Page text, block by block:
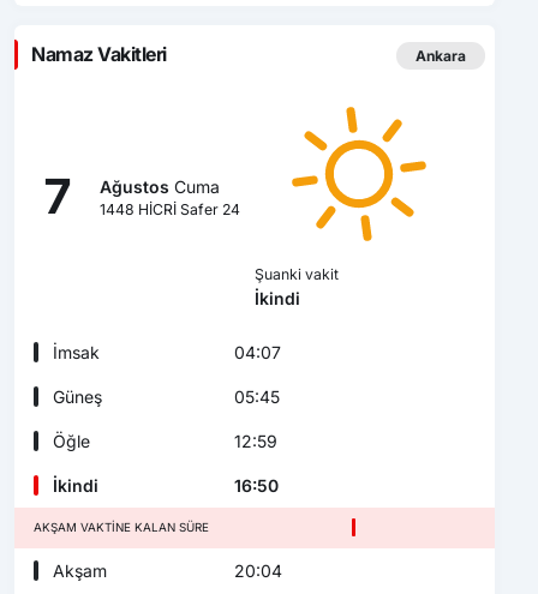
Namaz Vakitleri Ankara
7 Ağustos Cuma
1448 HİCRİ Safer 24
Şuanki vakit
İkindi
İmsak 04:07
Güneş 05:45
Öğle 12:59
İkindi 16:50
AKŞAM VAKTINE KALAN SÜRE
Akşam 20:04